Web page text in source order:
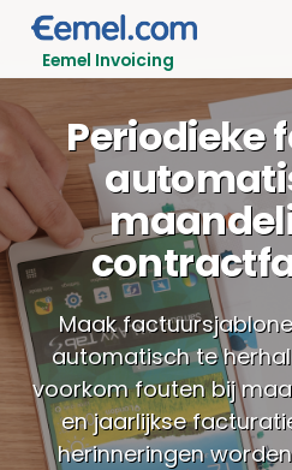
Eemel Invoicing
Periodieke
Maak
automatisch te
voorkom fouten bij
en jaarlijkse
herinneringen